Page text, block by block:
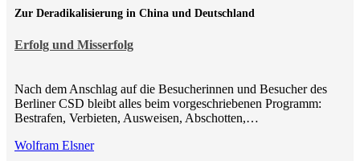
Erfolg und Misserfolg
Zur Deradikalisierung in China und Deutschland
Nach dem Anschlag auf die Besucherinnen und Besucher des
Berliner CSD bleibt alles beim vorgeschriebenen Programm:
Bestrafen, Verbieten, Ausweisen, Abschotten,…
Wolfram Elsner